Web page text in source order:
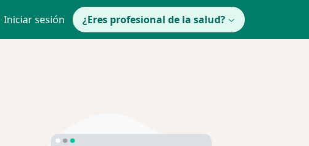
Iniciar sesión ¿Eres profesional de la salud?